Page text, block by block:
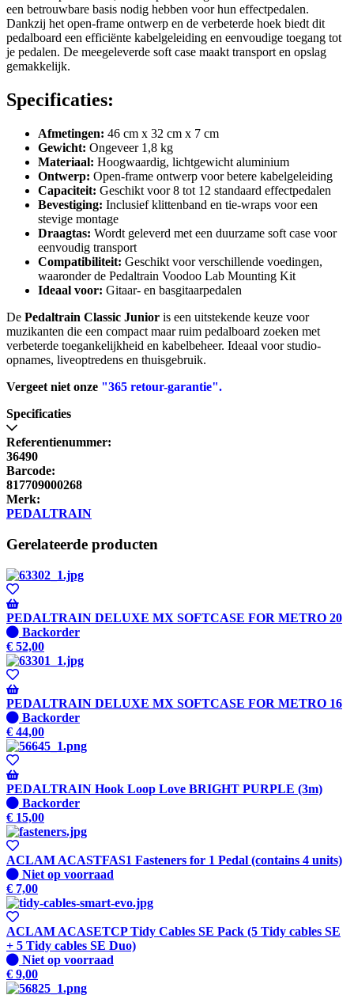
een betrouwbare basis nodig hebben voor hun effectpedalen.
Dankzij het open-frame ontwerp en de verbeterde hoek biedt dit
pedalboard een efficiënte kabelgeleiding en eenvoudige toegang tot
je pedalen. De meegeleverde soft case maakt transport en opslag
gemakkelijk.
Specificaties:
Afmetingen: 46 cm x 32 cm x 7 cm
Gewicht: Ongeveer 1,8 kg
Materiaal: Hoogwaardig, lichtgewicht aluminium
Ontwerp: Open-frame ontwerp voor betere kabelgeleiding
Capaciteit: Geschikt voor 8 tot 12 standaard effectpedalen
Bevestiging: Inclusief klittenband en tie-wraps voor een
stevige montage
Draagtas: Wordt geleverd met een duurzame soft case voor
eenvoudig transport
Compatibiliteit: Geschikt voor verschillende voedingen,
waaronder de Pedaltrain Voodoo Lab Mounting Kit
Ideaal voor: Gitaar- en basgitaarpedalen
De Pedaltrain Classic Junior is een uitstekende keuze voor
muzikanten die een compact maar ruim pedalboard zoeken met
verbeterde toegankelijkheid en kabelbeheer. Ideaal voor studio-
opnames, liveoptredens en thuisgebruik.
Vergeet niet onze "365 retour-garantie".
Specificaties
Referentienummer:
36490
Barcode:
817709000268
Merk:
PEDALTRAIN
Gerelateerde producten
PEDALTRAIN DELUXE MX SOFTCASE FOR METRO 20
Niet
op
voorraad
-
Wordt
verzonden
wanneer
beschikbaar
Backorder
€ 52,00
PEDALTRAIN DELUXE MX SOFTCASE FOR METRO 16
Niet
op
voorraad
-
Wordt
verzonden
wanneer
beschikbaar
Backorder
€ 44,00
PEDALTRAIN Hook Loop Love BRIGHT PURPLE (3m)
Niet
op
voorraad
-
Wordt
verzonden
wanneer
beschikbaar
Backorder
€ 15,00
ACLAM ACASTFAS1 Fasteners for 1 Pedal (contains 4 units)
Niet
op
voorraad
Niet op voorraad
€ 7,00
ACLAM ACASETCP Tidy Cables SE Pack (5 Tidy cables SE
+ 5 Tidy cables SE Duo)
Niet
op
voorraad
Niet op voorraad
€ 9,00